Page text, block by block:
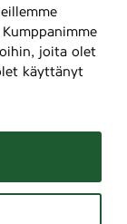
joita olet
käyttänyt